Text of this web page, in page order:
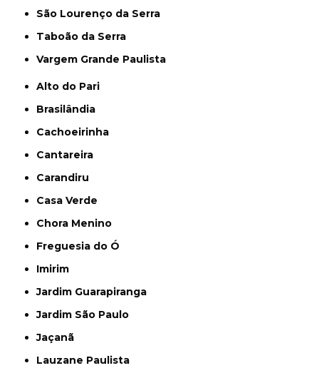
São Lourenço da Serra
Taboão da Serra
Vargem Grande Paulista
Alto do Pari
Brasilândia
Cachoeirinha
Cantareira
Carandiru
Casa Verde
Chora Menino
Freguesia do Ó
Imirim
Jardim Guarapiranga
Jardim São Paulo
Jaçanã
Lauzane Paulista